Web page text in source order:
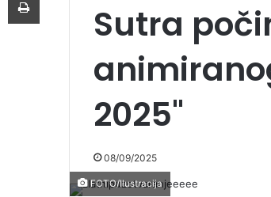
Sutra
2025"
08/09/2025
FOTO/Ilustracija